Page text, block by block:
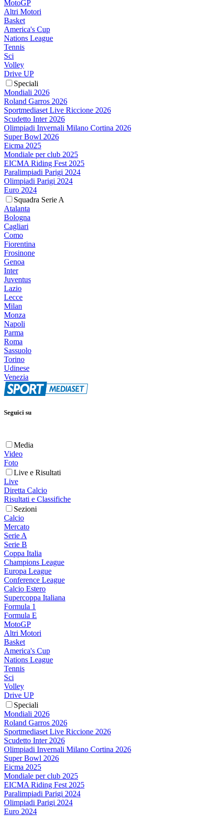
MotoGP
Altri Motori
Basket
America's Cup
Nations League
Tennis
Sci
Volley
Drive UP
Speciali
Mondiali 2026
Roland Garros 2026
Sportmediaset Live Riccione 2026
Scudetto Inter 2026
Olimpiadi Invernali Milano Cortina 2026
Super Bowl 2026
Eicma 2025
Mondiale per club 2025
EICMA Riding Fest 2025
Paralimpiadi Parigi 2024
Olimpiadi Parigi 2024
Euro 2024
Squadra Serie A
Atalanta
Bologna
Cagliari
Como
Fiorentina
Frosinone
Genoa
Inter
Juventus
Lazio
Lecce
Milan
Monza
Napoli
Parma
Roma
Sassuolo
Torino
Udinese
Venezia
Seguici su
Media
Video
Foto
Live e Risultati
Live
Diretta Calcio
Risultati e Classifiche
Sezioni
Calcio
Mercato
Serie A
Serie B
Coppa Italia
Champions League
Europa League
Conference League
Calcio Estero
Supercoppa Italiana
Formula 1
Formula E
MotoGP
Altri Motori
Basket
America's Cup
Nations League
Tennis
Sci
Volley
Drive UP
Speciali
Mondiali 2026
Roland Garros 2026
Sportmediaset Live Riccione 2026
Scudetto Inter 2026
Olimpiadi Invernali Milano Cortina 2026
Super Bowl 2026
Eicma 2025
Mondiale per club 2025
EICMA Riding Fest 2025
Paralimpiadi Parigi 2024
Olimpiadi Parigi 2024
Euro 2024